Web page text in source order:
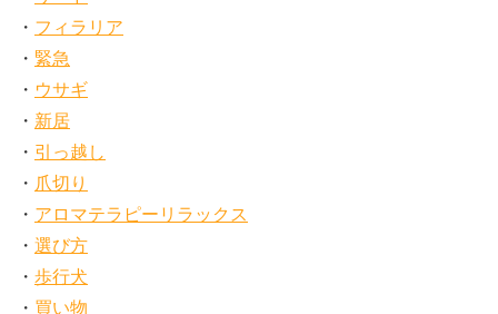
フィラリア
緊急
ウサギ
新居
引っ越し
爪切り
アロマテラピーリラックス
選び方
歩行犬
買い物